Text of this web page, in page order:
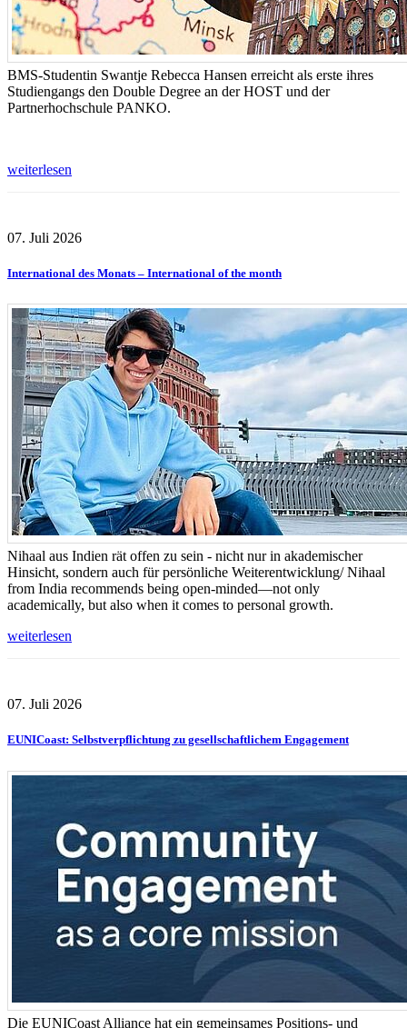
BMS-Studentin Swantje Rebecca Hansen erreicht als erste ihres
Studiengangs den Double Degree an der HOST und der
Partnerhochschule PANKO.
weiterlesen
07. Juli 2026
International des Monats – International of the month
Nihaal aus Indien rät offen zu sein - nicht nur in akademischer
Hinsicht, sondern auch für persönliche Weiterentwicklung/ Nihaal
from India recommends being open-minded—not only
academically, but also when it comes to personal growth.
weiterlesen
07. Juli 2026
EUNICoast: Selbstverpflichtung zu gesellschaftlichem Engagement
Die EUNICoast Alliance hat ein gemeinsames Positions- und